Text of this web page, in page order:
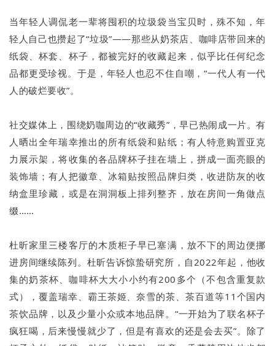
当年轻人调侃老一辈将囤积的垃圾袋当宝贝时，殊不知，年
轻人自己也攒起了“垃圾”——那些从奶茶店、咖啡店带回来的
纸袋、杯套、杯子，都被完好的收藏起来，似乎比任何纪念
品都更受珍视。于是，年轻人也忍不住自嘲，“一代人有一代
人的破烂要收”。
社交媒体上，围绕奶咖周边的“收藏秀”，早已热闹成一片。有
人晒出全年瑞幸推出的所有纸袋和贴纸；有人特意购置亚克
力展示架，将收集的各品牌杯子挂在墙上，拼成一面亮眼的
装饰墙；有人把徽章、冰箱贴按照品牌归类，收进防灰的收
纳盒里珍藏，或是在洞洞板上排列整齐，放在房间一角做点
缀……
杜昕家里三楼客厅的木质柜子早已塞满，放不下的周边便挪
进房间继续陈列。杜昕告诉惊蛰研究所，自2022年起，他收
集的奶茶杯、咖啡杯大大小小约有200多个（不包含重复款
式），覆盖瑞幸、霸王茶姬、奈雪的茶、茶百道等11个国内
茶饮品牌，以及少量小众或本地品牌。“一开始为了联名杯子
疯狂喝，后来慢慢就少了，但是有喜欢的还是会去买”。除了